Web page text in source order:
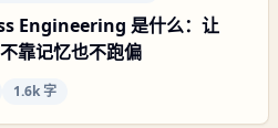
Engineering 是什么：让
靠记忆也不跑偏
1.6k 字